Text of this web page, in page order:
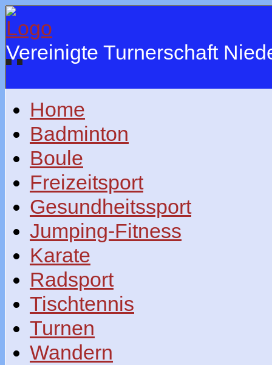
Vereinigte Turnerschaft
Home
Badminton
Boule
Freizeitsport
Gesundheitssport
Jumping-Fitness
Karate
Radsport
Tischtennis
Turnen
Wandern